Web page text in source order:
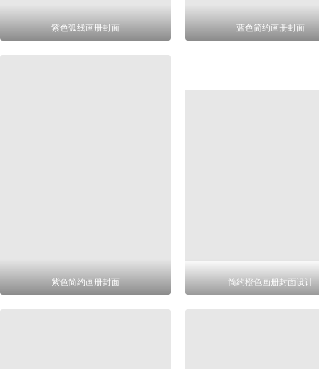
紫色弧线画册封面 蓝色简约画册封面
紫色简约画册封面 简约橙色画册封面设计